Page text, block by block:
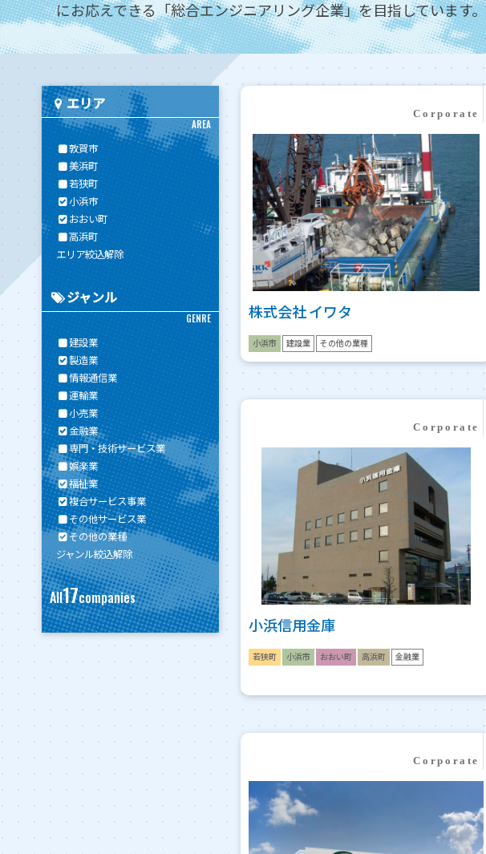
にお応えできる「総合エンジニアリング企業」を目指しています。
エリア
AREA
敦賀市
美浜町
若狭町
小浜市
おおい町
高浜町
エリア絞込解除
ジャンル
GENRE
建設業
製造業
情報通信業
運輸業
小売業
金融業
専門・技術サービス業
娯楽業
福祉業
複合サービス事業
その他サービス業
その他の業種
ジャンル絞込解除
All17companies
株式会社 イワタ
小浜市 建設業 その他の業種
小浜信用金庫
若狭町 小浜市 おおい町 高浜町 金融業